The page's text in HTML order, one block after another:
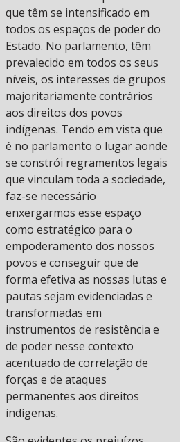
que têm se intensificado em
todos os espaços de poder do
Estado. No parlamento, têm
prevalecido em todos os seus
níveis, os interesses de grupos
majoritariamente contrários
aos direitos dos povos
indígenas. Tendo em vista que
é no parlamento o lugar aonde
se constrói regramentos legais
que vinculam toda a sociedade,
faz-se necessário
enxergarmos esse espaço
como estratégico para o
empoderamento dos nossos
povos e conseguir que de
forma efetiva as nossas lutas e
pautas sejam evidenciadas e
transformadas em
instrumentos de resistência e
de poder nesse contexto
acentuado de correlação de
forças e de ataques
permanentes aos direitos
indígenas.